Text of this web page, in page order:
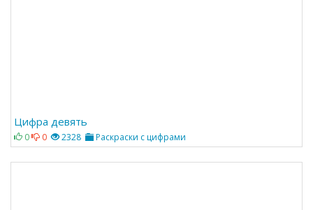
Цифра девять
0 0 2328 Раскраски с цифрами